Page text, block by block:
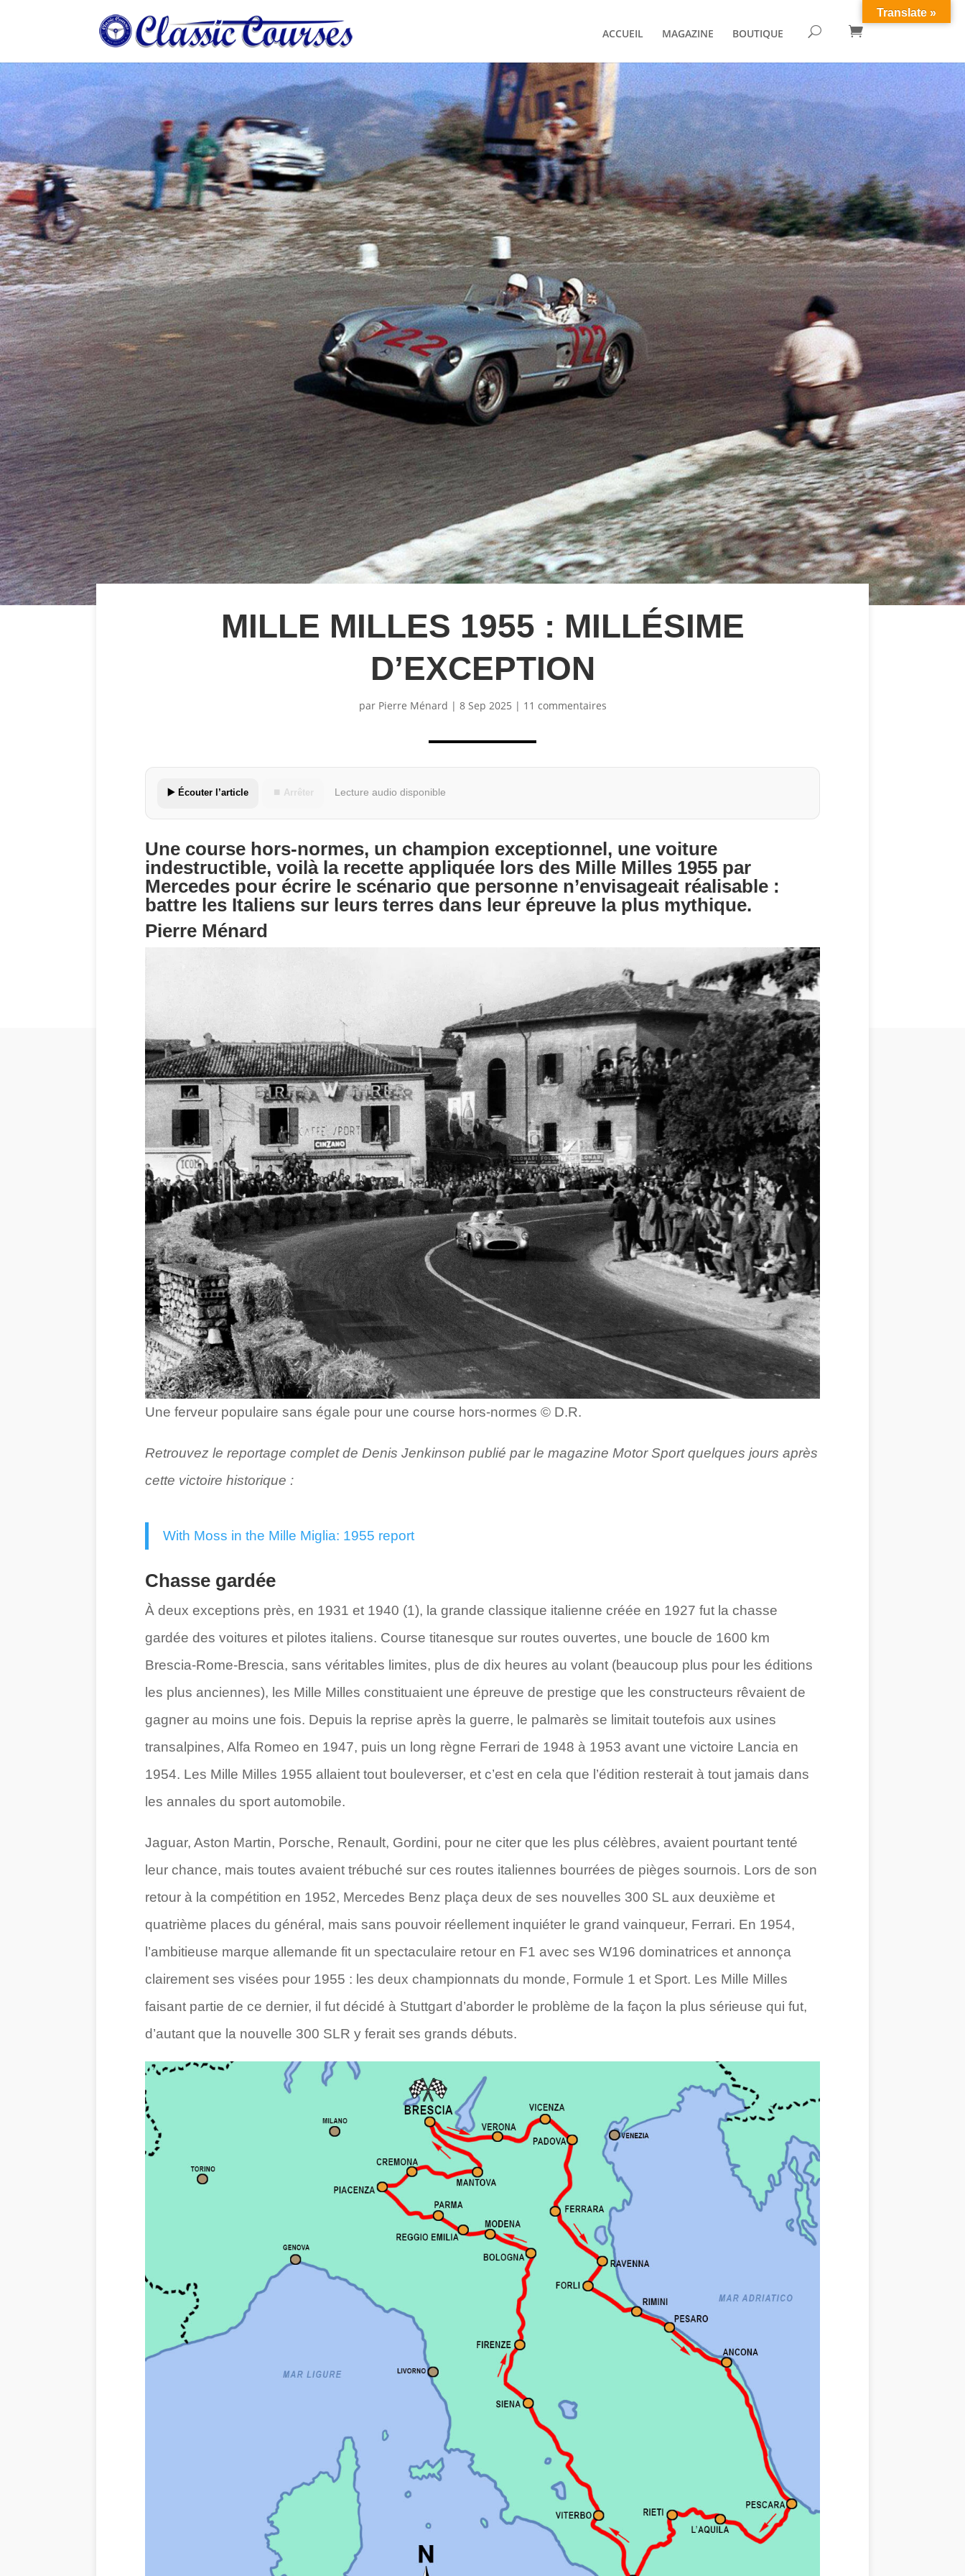
ACCUEIL MAGAZINE BOUTIQUE U 
MILLE MILLES 1955 : MILLÉSIME
D’EXCEPTION
par Pierre Ménard | 8 Sep 2025 | 11 commentaires
▶️ Écouter l’article ⏹ Arrêter Lecture audio disponible
Une course hors-normes, un champion exceptionnel, une voiture
indestructible, voilà la recette appliquée lors des Mille Milles 1955 par
Mercedes pour écrire le scénario que personne n’envisageait réalisable :
battre les Italiens sur leurs terres dans leur épreuve la plus mythique.
Pierre Ménard
Une ferveur populaire sans égale pour une course hors-normes © D.R.
Retrouvez le reportage complet de Denis Jenkinson publié par le magazine Motor Sport quelques jours après
cette victoire historique :
With Moss in the Mille Miglia: 1955 report
Chasse gardée
À deux exceptions près, en 1931 et 1940 (1), la grande classique italienne créée en 1927 fut la chasse
gardée des voitures et pilotes italiens. Course titanesque sur routes ouvertes, une boucle de 1600 km
Brescia-Rome-Brescia, sans véritables limites, plus de dix heures au volant (beaucoup plus pour les éditions
les plus anciennes), les Mille Milles constituaient une épreuve de prestige que les constructeurs rêvaient de
gagner au moins une fois. Depuis la reprise après la guerre, le palmarès se limitait toutefois aux usines
transalpines, Alfa Romeo en 1947, puis un long règne Ferrari de 1948 à 1953 avant une victoire Lancia en
1954. Les Mille Milles 1955 allaient tout bouleverser, et c’est en cela que l’édition resterait à tout jamais dans
les annales du sport automobile.
Jaguar, Aston Martin, Porsche, Renault, Gordini, pour ne citer que les plus célèbres, avaient pourtant tenté
leur chance, mais toutes avaient trébuché sur ces routes italiennes bourrées de pièges sournois. Lors de son
retour à la compétition en 1952, Mercedes Benz plaça deux de ses nouvelles 300 SL aux deuxième et
quatrième places du général, mais sans pouvoir réellement inquiéter le grand vainqueur, Ferrari. En 1954,
l’ambitieuse marque allemande fit un spectaculaire retour en F1 avec ses W196 dominatrices et annonça
clairement ses visées pour 1955 : les deux championnats du monde, Formule 1 et Sport. Les Mille Milles
faisant partie de ce dernier, il fut décidé à Stuttgart d’aborder le problème de la façon la plus sérieuse qui fut,
d’autant que la nouvelle 300 SLR y ferait ses grands débuts.
Translate »